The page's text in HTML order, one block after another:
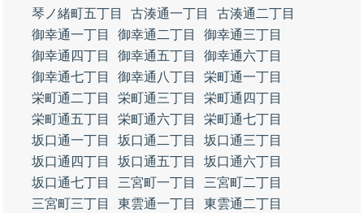
琴ノ緒町五丁目
古湊通一丁目
古湊通二丁目
御幸通一丁目
御幸通二丁目
御幸通三丁目
御幸通四丁目
御幸通五丁目
御幸通六丁目
御幸通七丁目
御幸通八丁目
栄町通一丁目
栄町通二丁目
栄町通三丁目
栄町通四丁目
栄町通五丁目
栄町通六丁目
栄町通七丁目
坂口通一丁目
坂口通二丁目
坂口通三丁目
坂口通四丁目
坂口通五丁目
坂口通六丁目
坂口通七丁目
三宮町一丁目
三宮町二丁目
三宮町三丁目
東雲通一丁目
東雲通二丁目